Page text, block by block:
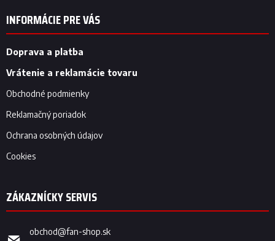
INFORMÁCIE PRE VÁS
Doprava a platba
Vrátenie a reklamácie tovaru
Obchodné podmienky
Reklamačný poriadok
Ochrana osobných údajov
Cookies
obchod@fan-shop.sk